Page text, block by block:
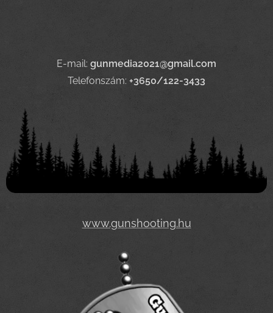
E-mail: gunmedia2021@gmail.com
Telefonszám: +3650/122-3433
www.gunshooting.hu